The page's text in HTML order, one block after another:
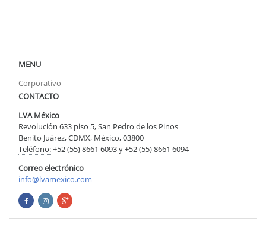
MENU
Corporativo
CONTACTO
LVA México
Revolución 633 piso 5, San Pedro de los Pinos
Benito Juárez, CDMX, México, 03800
Teléfono:+52 (55) 8661 6093 y +52 (55) 8661 6094
Correo electrónico
info@lvamexico.com